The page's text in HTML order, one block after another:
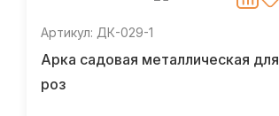
Артикул: ДК-029-1
Арка садовая металлическая для
роз